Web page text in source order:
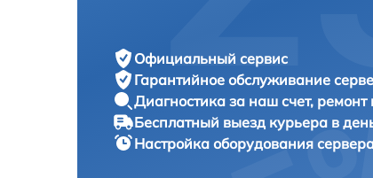
Официальный сервис
Гарантийное обслуживание
Диагностика за наш счет,
Бесплатный выезд курьера в
Настройка оборудования